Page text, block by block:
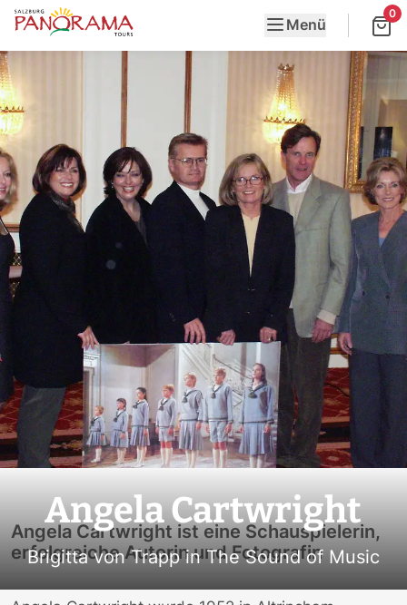
Menü
0
Angela Cartwright
Brigitta von Trapp in The Sound of Music
Angela Cartwright ist eine Schauspielerin,
erfolgreiche Autorin und Fotografin